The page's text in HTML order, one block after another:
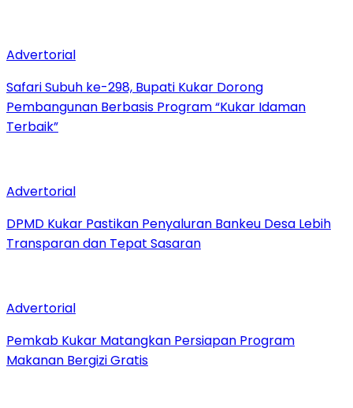
Advertorial
Safari Subuh ke-298, Bupati Kukar Dorong
Pembangunan Berbasis Program “Kukar Idaman
Terbaik”
Advertorial
DPMD Kukar Pastikan Penyaluran Bankeu Desa Lebih
Transparan dan Tepat Sasaran
Advertorial
Pemkab Kukar Matangkan Persiapan Program
Makanan Bergizi Gratis